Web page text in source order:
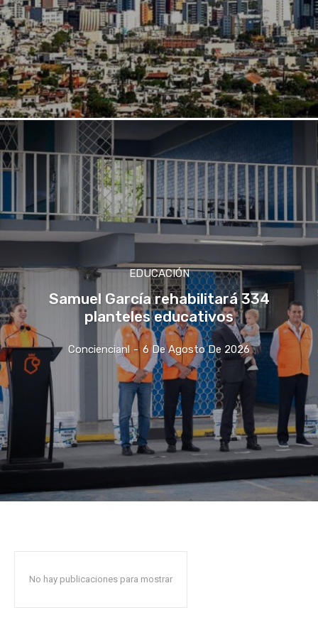
EDUCACIÓN
Samuel García rehabilitará 334
planteles educativos
Conciencianl - 6 De Agosto De 2026
No hay publicaciones para mostrar